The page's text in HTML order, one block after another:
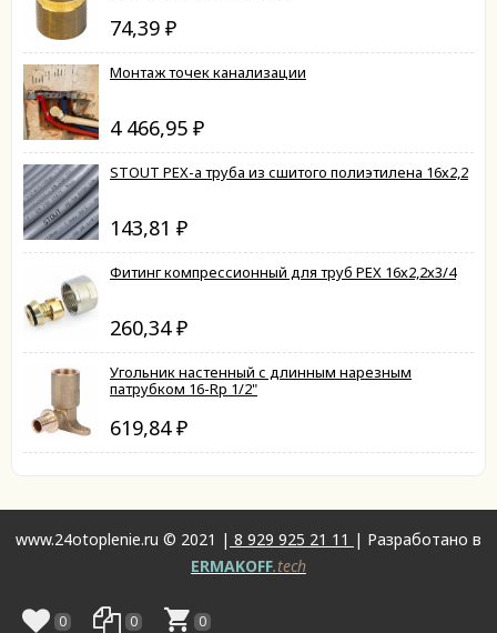
74,39 ₽
Монтаж точек канализации
4 466,95 ₽
STOUT PEX-a труба из сшитого полиэтилена 16х2,2
143,81 ₽
Фитинг компрессионный для труб PEX 16х2,2х3/4
260,34 ₽
Угольник настенный с длинным нарезным
патрубком 16-Rp 1/2"
619,84 ₽
www.24otoplenie.ru © 2021 | 8 929 925 21 11 | Разработано в
ERMAKOFF.tech
0 0 0